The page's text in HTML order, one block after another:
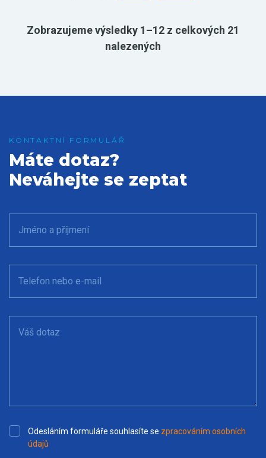
Zobrazujeme výsledky 1–12 z celkových 21
nalezených
Máte dotaz?
Neváhejte se zeptat
Jméno a příjmení
Telefon nebo e-mail
Váš dotaz
Odesláním formuláře souhlasíte se zpracováním osobních
údajů